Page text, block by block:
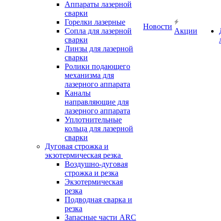
Аппараты лазерной
сварки
Горелки лазерные
Сопла для лазерной
сварки
Линзы для лазерной
сварки
Ролики подающего
механизма для
лазерного аппарата
Каналы
направляющие для
лазерного аппарата
Уплотнительные
кольца для лазерной
сварки
Дуговая строжка и
экзотермическая резка
Воздушно-дуговая
строжка и резка
Экзотермическая
резка
Подводная сварка и
резка
Запасные части ARC
Новости
Акции